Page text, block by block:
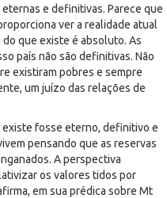
e definitivas. Parece que
ver a realidade atual
do que existe é absoluto. As
país não são definitivas. Não
existiram pobres e sempre
um juízo das relações de
fosse eterno, definitivo e
pensando que as reservas
A perspectiva
os valores tidos por
em sua prédica sobre Mt